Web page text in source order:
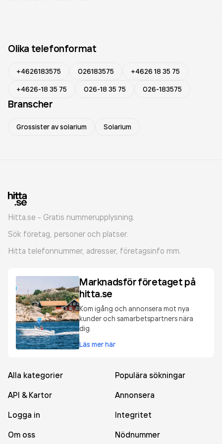
Olika telefonformat
+4626183575 026183575
+4626 18 35 75
+4626-18 35 75
026-18 35 75 026-183575
Branscher
Grossister av solarium Solarium
Hitta.se - Gratis nummerupplysning.
Sök företag, personer och platser.
Hitta telefonnummer, adresser, företagsinfo mm.
Marknadsför företaget på
hitta.se
Kom igång och annonsera mot nya
kunder och samarbetspartners nära
dig.
Läs mer här
Alla kategorier
Populära sökningar
API & Kartor
Annonsera
Logga in
Integritet
Om oss
Nödnummer